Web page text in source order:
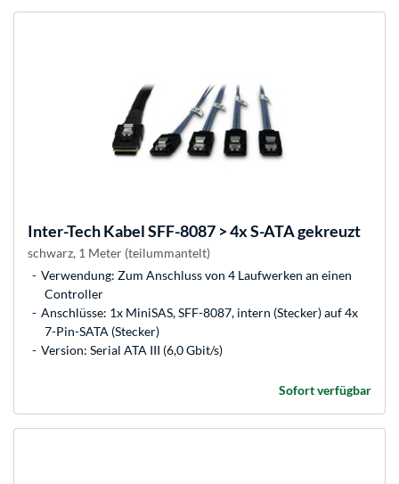
Inter-TechKabel SFF-8087 > 4x S-ATA gekreuzt
schwarz, 1 Meter (teilummantelt)
Verwendung: Zum Anschluss von 4 Laufwerken an einen
Controller
Anschlüsse: 1x MiniSAS, SFF-8087, intern (Stecker) auf 4x
7-Pin-SATA (Stecker)
Version: Serial ATA III (6,0 Gbit/s)
Sofort verfügbar